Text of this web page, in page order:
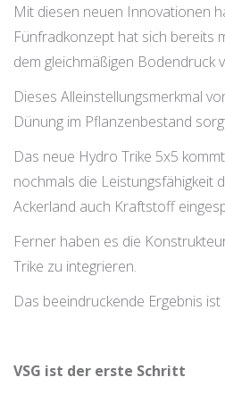
Mit diesen neuen Innovationen
Fünfradkonzept hat sich bereits
dem gleichmäßigen Bodendruck
Dieses Alleinstellungsmerkmal
Dünung im Pflanzenbestand
Das neue Hydro Trike 5x5
nochmals die Leistungsfähigkeit
Ackerland auch Kraftstoff
Ferner haben es die
Trike zu integrieren.
Das beeindruckende Ergebnis
VSG ist der erste Schritt